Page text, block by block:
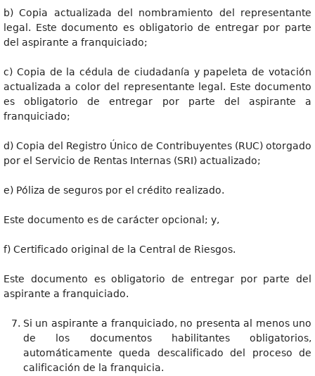
b) Copia actualizada del nombramiento del representante
legal. Este documento es obligatorio de entregar por parte
del aspirante a franquiciado;
c) Copia de la cédula de ciudadanía y papeleta de votación
actualizada a color del representante legal. Este documento
es obligatorio de entregar por parte del aspirante a
franquiciado;
d) Copia del Registro Único de Contribuyentes (RUC) otorgado
por el Servicio de Rentas Internas (SRI) actualizado;
e) Póliza de seguros por el crédito realizado.
Este documento es de carácter opcional; y,
f) Certificado original de la Central de Riesgos.
Este documento es obligatorio de entregar por parte del
aspirante a franquiciado.
Si un aspirante a franquiciado, no presenta al menos uno
de los documentos habilitantes obligatorios,
automáticamente queda descalificado del proceso de
calificación de la franquicia.